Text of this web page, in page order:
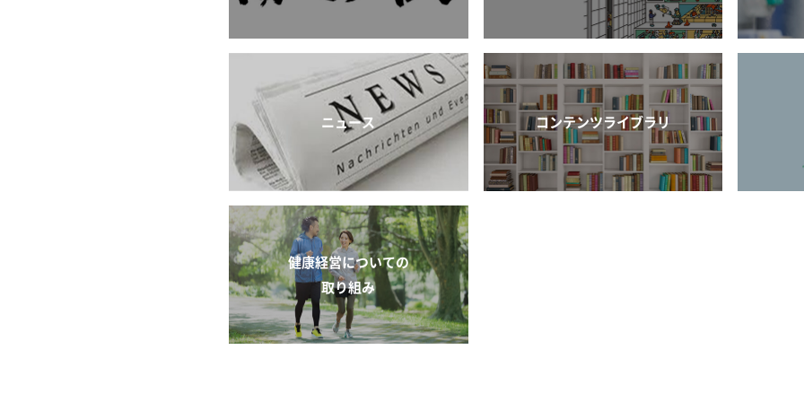
ニュース コンテンツライブラリ
健康経営についての
取り組み